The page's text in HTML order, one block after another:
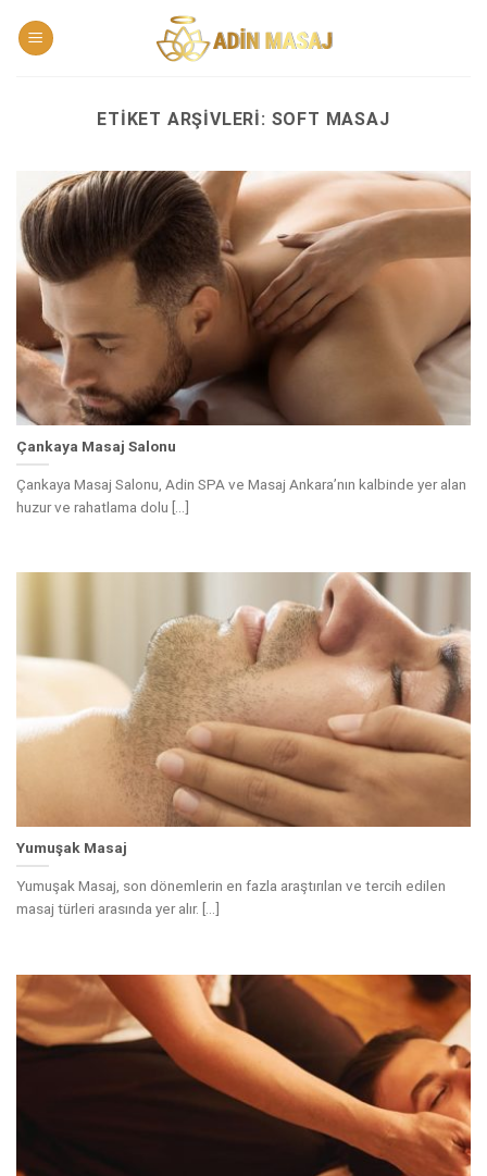
ETIKET ARŞIVLERI: SOFT MASAJ
Çankaya Masaj Salonu
Çankaya Masaj Salonu, Adin SPA ve Masaj Ankara’nın kalbinde yer alan
huzur ve rahatlama dolu [...]
Yumuşak Masaj
Yumuşak Masaj, son dönemlerin en fazla araştırılan ve tercih edilen
masaj türleri arasında yer alır. [...]